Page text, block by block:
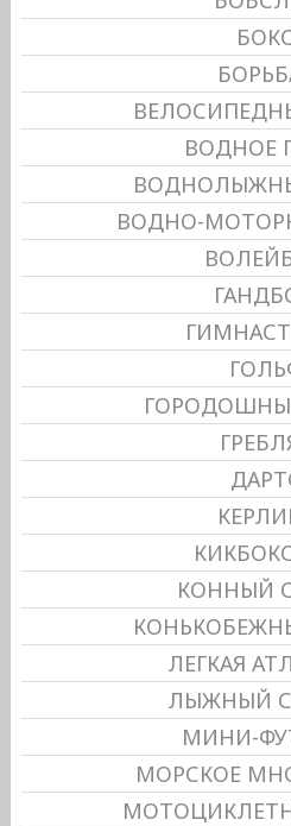
ВОДНОЕ
ВОДНО-
КОННЫЙ
ЛЕГКАЯ
ЛЫЖНЫЙ
МИНИ-
МОРСКОЕ